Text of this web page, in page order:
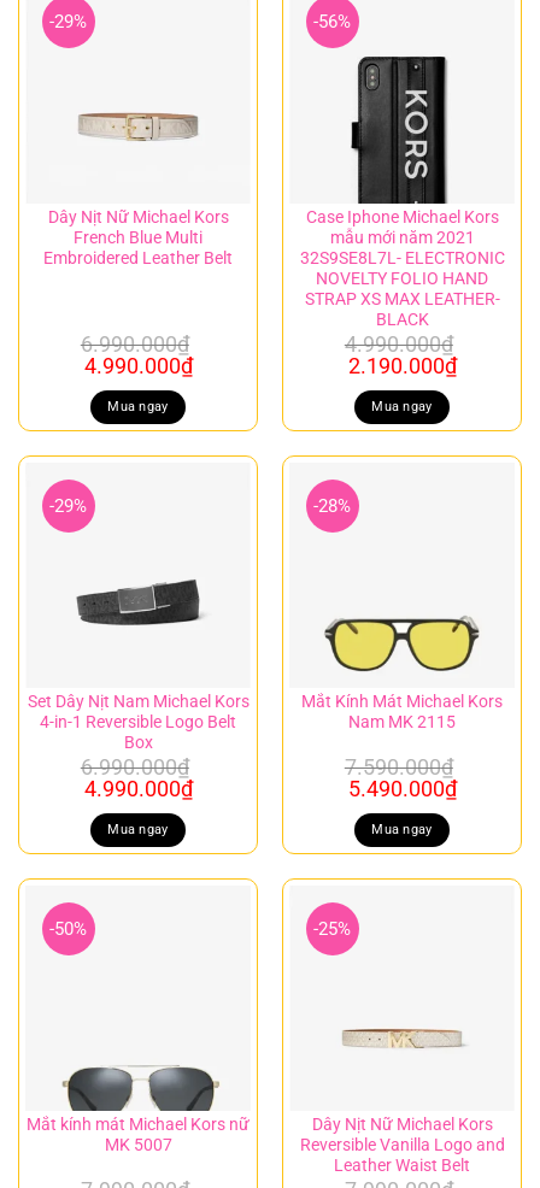
-29%
Dây Nịt Nữ Michael Kors
French Blue Multi
Embroidered Leather Belt
6.990.000₫
Giá
gốc
là:
6.990.000₫.
4.990.000₫Giá
là:
4.990.000₫.
Mua ngay
-56%
Case Iphone Michael Kors
mẫu mới năm 2021
32S9SE8L7L- ELECTRONIC
NOVELTY FOLIO HAND
STRAP XS MAX LEATHER-
BLACK
4.990.000₫
Giá
gốc
là:
4.990.000₫.
2.190.000₫Giá
là:
Mua ngay
-29%
Set Dây Nịt Nam Michael Kors
4-in-1 Reversible Logo Belt
Box
6.990.000₫
Giá
gốc
là:
6.990.000₫.
4.990.000₫Giá
là:
4.990.000₫.
Mua ngay
-28%
Mắt Kính Mát Michael Kors
Nam MK 2115
7.590.000₫
Giá
gốc
là:
7.590.000₫.
5.490.000₫Giá
là:
Mua ngay
-50%
Mắt kính mát Michael Kors nữ
MK 5007
-25%
Dây Nịt Nữ Michael Kors
Reversible Vanilla Logo and
Leather Waist Belt